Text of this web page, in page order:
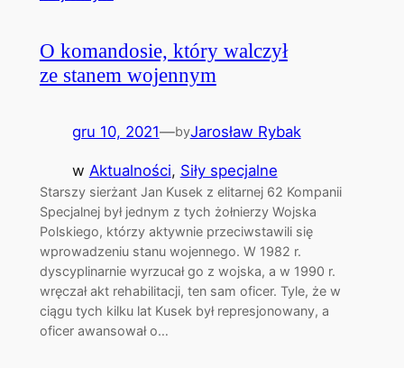
O komandosie, który walczył
ze stanem wojennym
gru 10, 2021—byJarosław Rybak
w Aktualności, Siły specjalne
Starszy sierżant Jan Kusek z elitarnej 62 Kompanii
Specjalnej był jednym z tych żołnierzy Wojska
Polskiego, którzy aktywnie przeciwstawili się
wprowadzeniu stanu wojennego. W 1982 r.
dyscyplinarnie wyrzucał go z wojska, a w 1990 r.
wręczał akt rehabilitacji, ten sam oficer. Tyle, że w
ciągu tych kilku lat Kusek był represjonowany, a
oficer awansował o…